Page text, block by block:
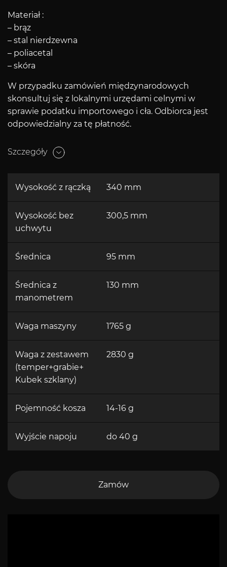
Materiał :
– brąz
– stal nierdzewna
– poliacetal
– skóra
W przypadku zamówień międzynarodowych
skonsultuj się z lokalnymi urzędami celnymi w
sprawie podatku importowego i cła. Odbiorca jest
odpowiedzialny za tę płatność.
Szczegóły
Wysokość z rączką 340 mm
Wysokość bez
uchwytu
300,5 mm
Średnica 95 mm
Średnica z
manometrem
130 mm
Waga maszyny 1765 g
Waga z zestawem
(temper+grabie+
Kubek szklany)
2830 g
Pojemność kosza 14-16 g
Wyjście napoju do 40 g
Zamów